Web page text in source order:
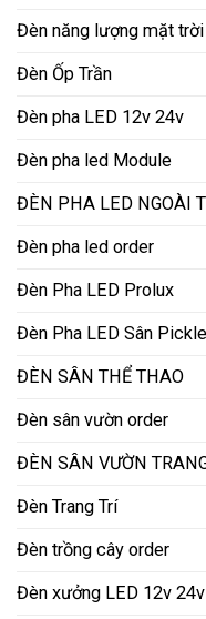
Đèn năng lượng mặt
Đèn Ốp Trần
Đèn pha LED 12v 24v
Đèn pha led Module
ĐÈN PHA LED NGOÀI
Đèn pha led order
Đèn Pha LED Prolux
Đèn Pha LED Sân
ĐÈN SÂN THỂ THAO
Đèn sân vườn order
ĐÈN SÂN VƯỜN
Đèn Trang Trí
Đèn trồng cây order
Đèn xưởng LED 12v 24v